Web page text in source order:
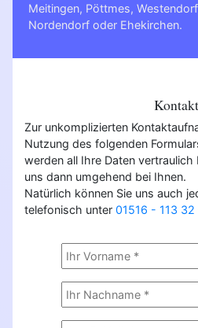
Meitingen, Pöttmes,
Nordendorf oder Ehekirchen.
Kontakt
Zur unkomplizierten
Nutzung des folgenden
werden all Ihre Daten
uns dann umgehend bei Ihnen.
Natürlich können Sie uns auch
telefonisch unter 01516 - 113 32